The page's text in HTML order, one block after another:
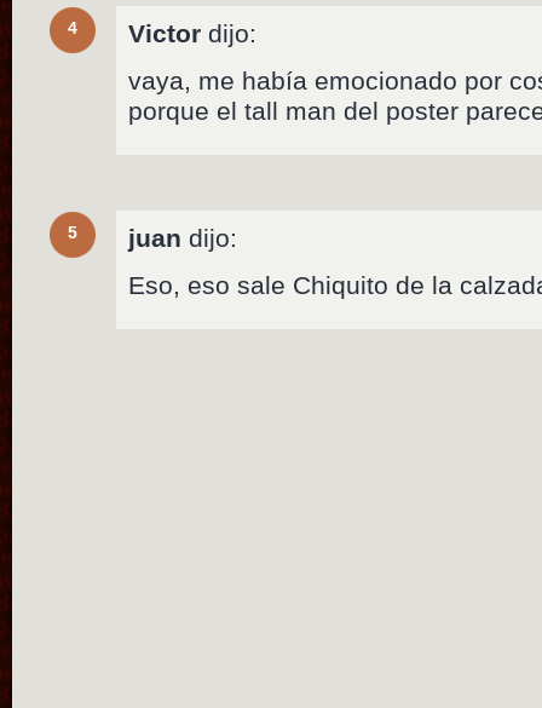
4 Victor dijo:
vaya, me había emocionado por
porque el tall man del poster
5 juan dijo:
Eso, eso sale Chiquito de la